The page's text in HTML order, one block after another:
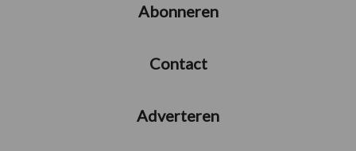
Abonneren
Contact
Adverteren